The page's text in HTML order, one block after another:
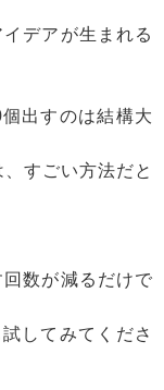
デアが生まれる
出すのは結構大
すごい方法だと
数が減るだけで
してみてくださ